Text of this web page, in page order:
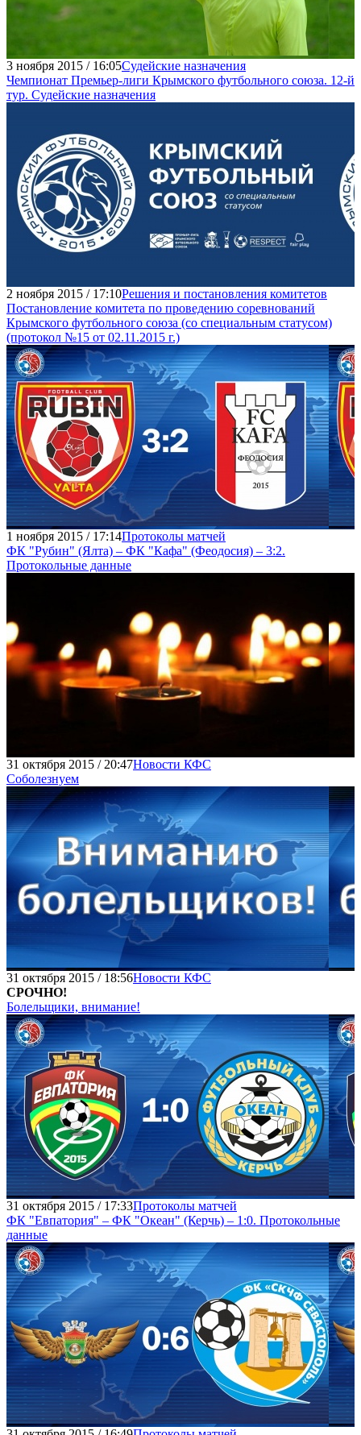
3 ноября 2015 / 16:05Судейские назначения
Чемпионат Премьер-лиги Крымского футбольного союза. 12-й
тур. Судейские назначения
2 ноября 2015 / 17:10Решения и постановления комитетов
Постановление комитета по проведению соревнований
Крымского футбольного союза (со специальным статусом)
(протокол №15 от 02.11.2015 г.)
1 ноября 2015 / 17:14Протоколы матчей
ФК "Рубин" (Ялта) – ФК "Кафа" (Феодосия) – 3:2.
Протокольные данные
31 октября 2015 / 20:47Новости КФС
Соболезнуем
31 октября 2015 / 18:56Новости КФС
СРОЧНО!
Болельщики, внимание!
31 октября 2015 / 17:33Протоколы матчей
ФК "Евпатория" – ФК "Океан" (Керчь) – 1:0. Протокольные
данные